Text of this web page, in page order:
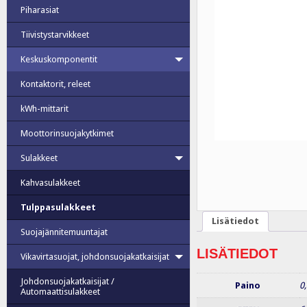
Lisätiedot
LISÄTIEDOT
Paino
Piharasiat
Tiivistystarvikkeet
Keskuskomponentit
Kontaktorit, releet
kWh-mittarit
Moottorinsuojakytkimet
Sulakkeet
Kahvasulakkeet
Tulppasulakkeet
Suojajännitemuuntajat
Vikavirtasuojat, johdonsuojakatkaisijat
Johdonsuojakatkaisijat /
Automaattisulakkeet